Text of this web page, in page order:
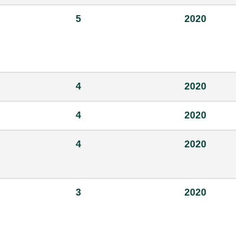
2020
5
2020
4
2020
4
2020
4
2020
3